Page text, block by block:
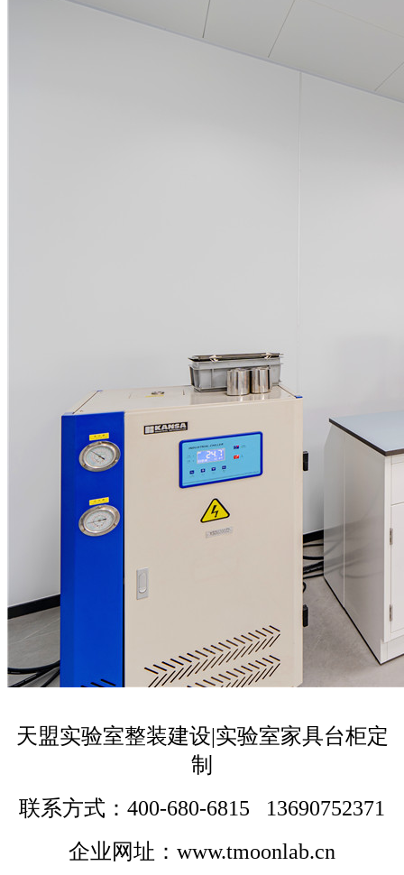
天盟实验室整装建设|实验室家具台柜定
制
联系方式：400-680-6815 13690752371
企业网址：www.tmoonlab.cn